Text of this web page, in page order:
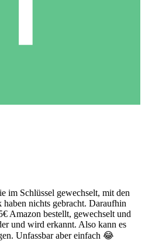
im Schlüssel gewechselt, mit den
nichts gebracht. Daraufhin
Amazon bestellt, gewechselt und
und wird erkannt. Also kann es
Unfassbar aber einfach 😂